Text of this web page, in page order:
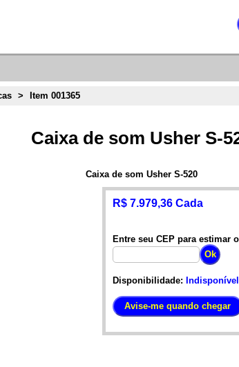
> Item 001365
Caixa de som Usher S-
Caixa de som Usher S-520
R$ 7.979,36 Cada
Entre seu CEP para estimar
Disponibilidade: